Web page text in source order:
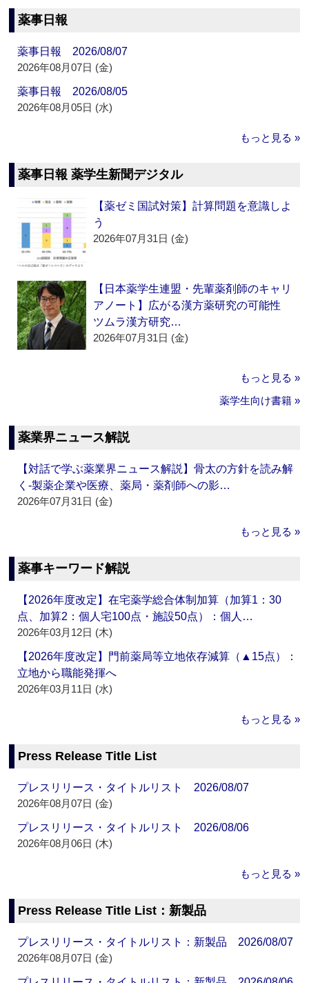
薬事日報
薬事日報 2026/08/07
2026年08月07日 (金)
薬事日報 2026/08/05
2026年08月05日 (水)
もっと見る »
薬事日報 薬学生新聞デジタル
【薬ゼミ国試対策】計算問題を意識しよ
う
2026年07月31日 (金)
【日本薬学生連盟・先輩薬剤師のキャリ
アノート】広がる漢方薬研究の可能性
ツムラ漢方研究…
2026年07月31日 (金)
もっと見る »
薬学生向け書籍 »
薬業界ニュース解説
【対話で学ぶ薬業界ニュース解説】骨太の方針を読み解
く‐製薬企業や医療、薬局・薬剤師への影…
2026年07月31日 (金)
もっと見る »
薬事キーワード解説
【2026年度改定】在宅薬学総合体制加算（加算1：30
点、加算2：個人宅100点・施設50点）：個人…
2026年03月12日 (木)
【2026年度改定】門前薬局等立地依存減算（▲15点）：
立地から職能発揮へ
2026年03月11日 (水)
もっと見る »
Press Release Title List
プレスリリース・タイトルリスト 2026/08/07
2026年08月07日 (金)
プレスリリース・タイトルリスト 2026/08/06
2026年08月06日 (木)
もっと見る »
Press Release Title List：新製品
プレスリリース・タイトルリスト：新製品 2026/08/07
2026年08月07日 (金)